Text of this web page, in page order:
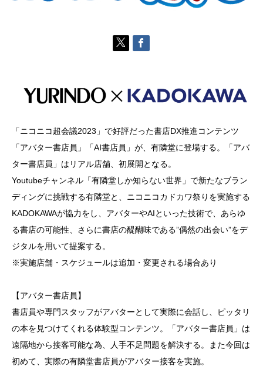
「ニコニコ超会議2023」で好評だった書店DX推進コンテンツ
「アバター書店員」「AI書店員」が、有隣堂に登場する。「アバ
ター書店員」はリアル店舗、初展開となる。
Youtubeチャンネル「有隣堂しか知らない世界」で新たなブラン
ディングに挑戦する有隣堂と、ニコニコカドカワ祭りを実施する
KADOKAWAが協力をし、アバターやAIといった技術で、あらゆ
る書店の可能性、さらに書店の醍醐味である”偶然の出会い”をデ
ジタルを用いて提案する。
※実施店舗・スケジュールは追加・変更される場合あり
【アバター書店員】
書店員や専門スタッフがアバターとして実際に会話し、ピッタリ
の本を見つけてくれる体験型コンテンツ。「アバター書店員」は
遠隔地から接客可能な為、人手不足問題を解決する。また今回は
初めて、実際の有隣堂書店員がアバター接客を実施。